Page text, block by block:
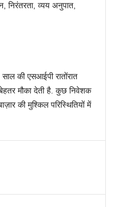
निरंतरता, व्यय अनुपात,
की एसआईपी रातोंरात
मौका देती है. कुछ निवेशक
की मुश्किल परिस्थितियों में